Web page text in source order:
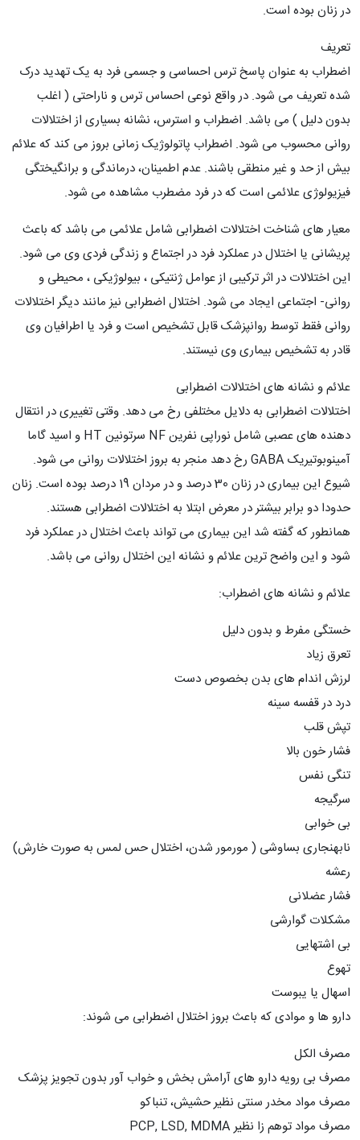
در زنان بوده است.
تعریف
اضطراب به عنوان پاسخ ترس احساسی و جسمی فرد به یک تهدید درک
شده تعریف می شود. در واقع نوعی احساس ترس و ناراحتی ( اغلب
بدون دلیل ) می باشد. اضطراب و استرس، نشانه بسیاری از اختلالات
روانی محسوب می شود. اضطراب پاتولوژیک زمانی بروز می کند که علائم
بیش از حد و غیر منطقی باشند. عدم اطمینان، درماندگی و برانگیختگی
فیزیولوژی علائمی است که در فرد مضطرب مشاهده می شود.
معیار های شناخت اختلالات اضطرابی شامل علائمی می باشد که باعث
پریشانی یا اختلال در عملکرد فرد در اجتماع و زندگی فردی وی می شود.
این اختلالات در اثر ترکیبی از عوامل ژنتیکی ، بیولوژیکی ، محیطی و
روانی- اجتماعی ایجاد می شود. اختلال اضطرابی نیز مانند دیگر اختلالات
روانی فقط توسط روانپزشک قابل تشخیص است و فرد یا اطرافیان وی
قادر به تشخیص بیماری وی نیستند.
علائم و نشانه های اختلالات اضطرابی
اختلالات اضطرابی به دلایل مختلفی رخ می دهد. وقتی تغییری در انتقال
دهنده های عصبی شامل نوراپی نفرین NF سرتونین HT و اسید گاما
آمینوبوتیریک GABA رخ دهد منجر به بروز اختلالات روانی می شود.
شیوع این بیماری در زنان 30 درصد و در مردان 19 درصد بوده است. زنان
حدودا دو برابر بیشتر در معرض ابتلا به اختلالات اضطرابی هستند.
همانطور که گفته شد این بیماری می تواند باعث اختلال در عملکرد فرد
شود و این واضح ترین علائم و نشانه این اختلال روانی می باشد.
علائم و نشانه های اضطراب:
خستگی مفرط و بدون دلیل
تعرق زیاد
لرزش اندام های بدن بخصوص دست
درد در قفسه سینه
تپش قلب
فشار خون بالا
تنگی نفس
سرگیجه
بی خوابی
نابهنجاری بساوشی ( مورمور شدن، اختلال حس لمس به صورت خارش)
رعشه
فشار عضلانی
مشکلات گوارشی
بی اشتهایی
تهوع
اسهال یا یبوست
دارو ها و موادی که باعث بروز اختلال اضطرابی می شوند:
مصرف الکل
مصرف بی رویه دارو های آرامش بخش و خواب آور بدون تجویز پزشک
مصرف مواد مخدر سنتی نظیر حشیش، تنباکو
مصرف مواد توهم زا نظیر PCP, LSD, MDMA